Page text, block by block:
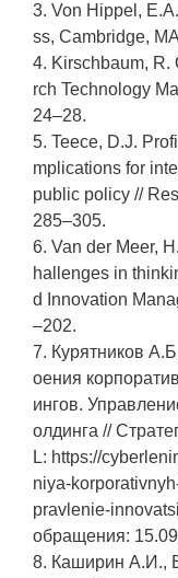
3. Von Hippel,
ss, Cambridge,
4. Kirschbaum, R.
rch Technology
24–28.
5. Teece, D.J.
mplications for
public policy //
285–305.
6. Van der Meer,
hallenges in
d Innovation
–202.
7. Курятников
оения
ингов.
олдинга //
L: https://
niya-
pravlenie-
обращения:
8. Каширин А.И.,